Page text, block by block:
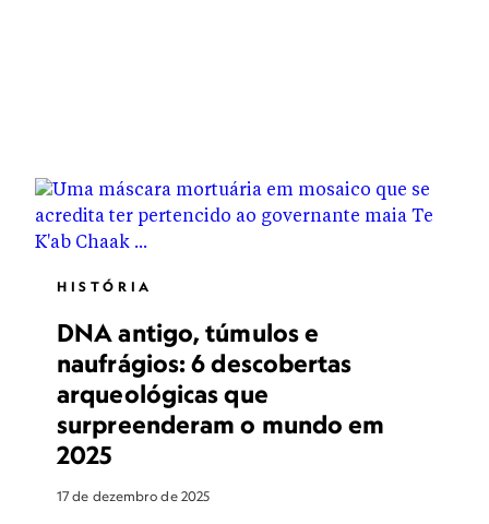
HISTÓRIA
DNA antigo, túmulos e
naufrágios: 6 descobertas
arqueológicas que
surpreenderam o mundo em
2025
17 de dezembro de 2025